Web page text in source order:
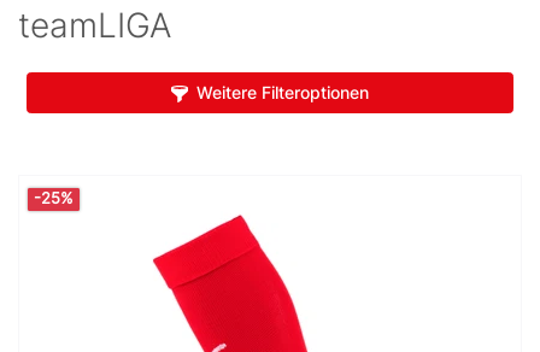
teamLIGA
Weitere Filteroptionen
-25%